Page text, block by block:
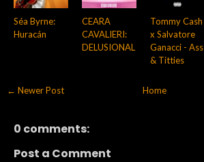
Séa Byrne:
Huracán
CEARA
CAVALIERI:
DELUSIONAL
Tommy Cash
x Salvatore
Ganacci - Ass
& Titties
← Newer Post Home
0 comments:
Post a Comment